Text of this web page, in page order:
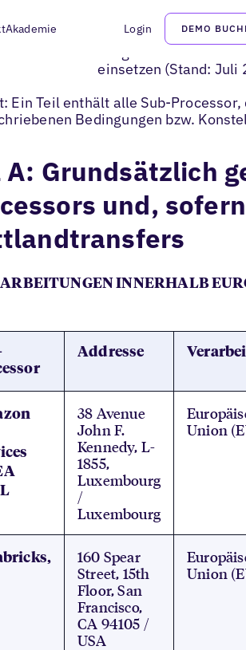
Akademie Login DEMO
von Sub-Processors und
Daten im Auftrag des Kunden
einsetzen (Stand: Juli
Ein Teil enthält alle Sub-
Bedingungen bzw.
A: Grundsätzlich
und,
INNERHALB
Addresse
38 Avenue
John F.
Kennedy, L-
1855,
Luxembourg
/
Luxembourg
Union
160 Spear
Street, 15th
Floor, San
Francisco,
CA 94105 /
USA
Union